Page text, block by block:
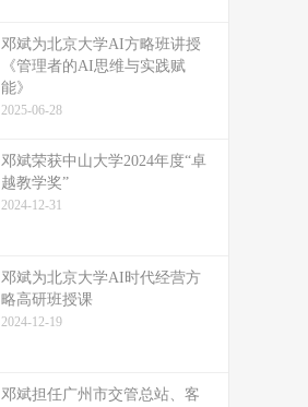
邓斌为北京大学AI方略班讲授
《管理者的AI思维与实践赋
能》
2025-06-28
邓斌荣获中山大学2024年度“卓
越教学奖”
2024-12-31
邓斌为北京大学AI时代经营方
略高研班授课
2024-12-19
邓斌担任广州市交管总站、客